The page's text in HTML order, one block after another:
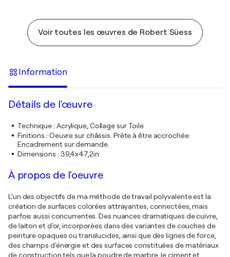
Voir toutes les œuvres de Robert Süess
Information
Détails de l'œuvre
Technique: Acrylique, Collage sur Toile
Finitions : Oeuvre sur châssis. Prête à être accrochée.
Encadrement sur demande.
Dimensions : 39,4x47,2in
À propos de l'oeuvre
L’un des objectifs de ma méthode de travail polyvalente est la
création de surfaces colorées attrayantes, connectées, mais
parfois aussi concurrentes. Des nuances dramatiques de cuivre,
de laiton et d'or, incorporées dans des variantes de couches de
peinture opaques ou translucides, ainsi que des lignes de force,
des champs d'énergie et des surfaces constituées de matériaux
de construction tels que la poudre de marbre, le ciment et